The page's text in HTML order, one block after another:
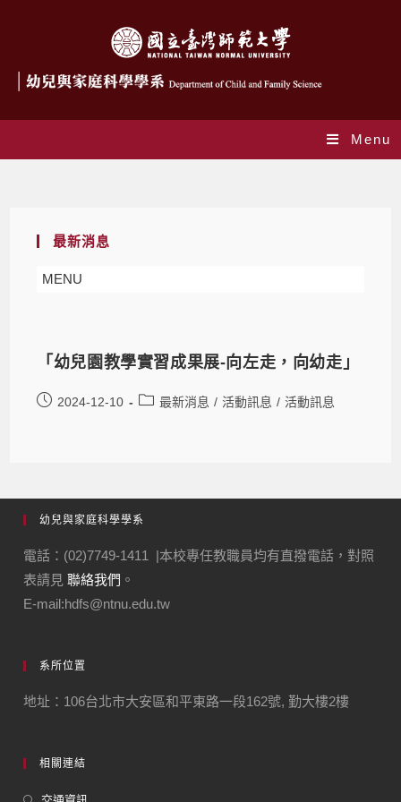
Menu
最新消息
MENU
「幼兒園教學實習成果展-向左走，向幼走」
2024-12-10 最新消息 / 活動訊息 / 活動訊息
幼兒與家庭科學學系
電話：(02)7749-1411 |本校專任教職員均有直撥電話，對照
表請見聯絡我們 。
E-mail:hdfs@ntnu.edu.tw
系所位置
地址：106台北市大安區和平東路一段162號, 勤大樓2樓
相關連結